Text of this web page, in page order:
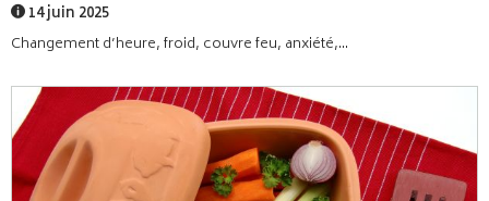
14 juin 2025
Changement d’heure, froid, couvre feu, anxiété,...